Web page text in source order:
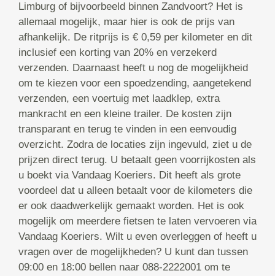
Limburg of bijvoorbeeld binnen Zandvoort? Het is
allemaal mogelijk, maar hier is ook de prijs van
afhankelijk. De ritprijs is € 0,59 per kilometer en dit
inclusief een korting van 20% en verzekerd
verzenden. Daarnaast heeft u nog de mogelijkheid
om te kiezen voor een spoedzending, aangetekend
verzenden, een voertuig met laadklep, extra
mankracht en een kleine trailer. De kosten zijn
transparant en terug te vinden in een eenvoudig
overzicht. Zodra de locaties zijn ingevuld, ziet u de
prijzen direct terug. U betaalt geen voorrijkosten als
u boekt via Vandaag Koeriers. Dit heeft als grote
voordeel dat u alleen betaalt voor de kilometers die
er ook daadwerkelijk gemaakt worden. Het is ook
mogelijk om meerdere fietsen te laten vervoeren via
Vandaag Koeriers. Wilt u even overleggen of heeft u
vragen over de mogelijkheden? U kunt dan tussen
09:00 en 18:00 bellen naar 088-2222001 om te